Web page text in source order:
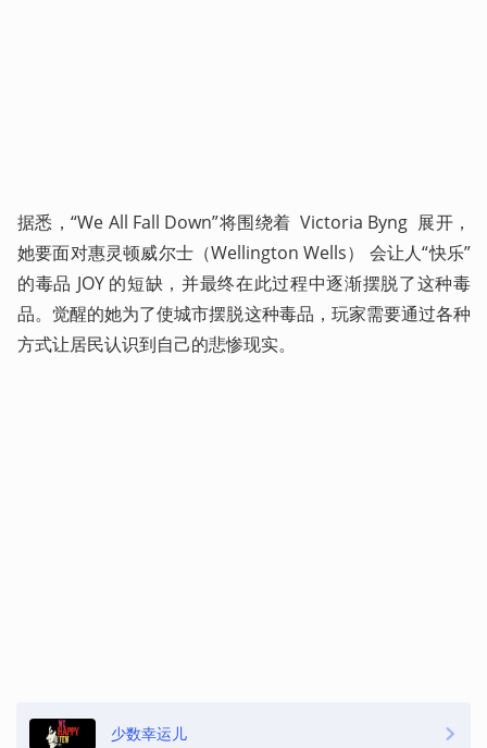
据悉，“We All Fall Down”将围绕着  Victoria Byng  展开，
她要面对惠灵顿威尔士（Wellington Wells） 会让人“快乐”
的毒品 JOY 的短缺，并最终在此过程中逐渐摆脱了这种毒
品。觉醒的她为了使城市摆脱这种毒品，玩家需要通过各种
方式让居民认识到自己的悲惨现实。
少数幸运儿